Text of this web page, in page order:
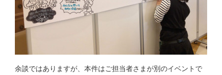
余談ではありますが、本件はご担当者さまが別のイベントで